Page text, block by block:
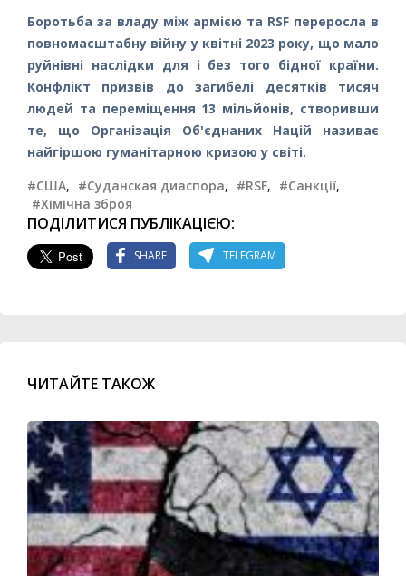
Боротьба за владу між армією та RSF переросла в
повномасштабну війну у квітні 2023 року, що мало
руйнівні наслідки для і без того бідної країни.
Конфлікт призвів до загибелі десятків тисяч
людей та переміщення 13 мільйонів, створивши
те, що Організація Об'єднаних Націй називає
найгіршою гуманітарною кризою у світі.
#США, #Суданская диаспора, #RSF, #Санкції,
#Хімічна зброя
ПОДІЛИТИСЯ ПУБЛІКАЦІЄЮ:
SHARE TELEGRAM
ЧИТАЙТЕ ТАКОЖ